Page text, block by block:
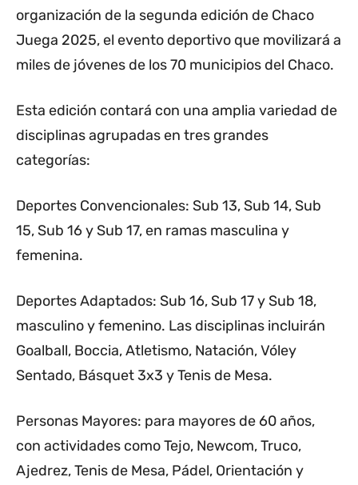
organización de la segunda edición de Chaco
Juega 2025, el evento deportivo que movilizará a
miles de jóvenes de los 70 municipios del Chaco.
Esta edición contará con una amplia variedad de
disciplinas agrupadas en tres grandes
categorías:
Deportes Convencionales: Sub 13, Sub 14, Sub
15, Sub 16 y Sub 17, en ramas masculina y
femenina.
Deportes Adaptados: Sub 16, Sub 17 y Sub 18,
masculino y femenino. Las disciplinas incluirán
Goalball, Boccia, Atletismo, Natación, Vóley
Sentado, Básquet 3x3 y Tenis de Mesa.
Personas Mayores: para mayores de 60 años,
con actividades como Tejo, Newcom, Truco,
Ajedrez, Tenis de Mesa, Pádel, Orientación y